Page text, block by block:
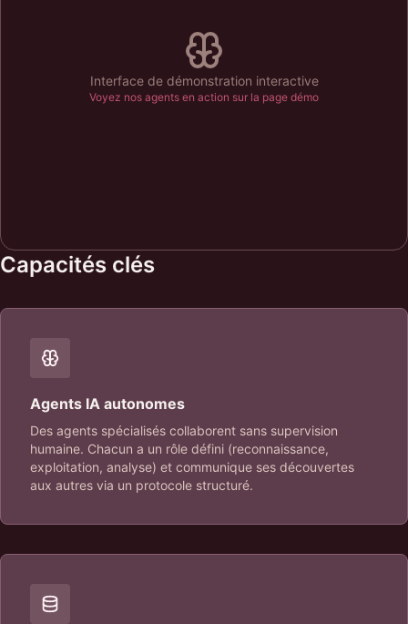
Interface de démonstration interactive
Voyez nos agents en action sur la page démo
Capacités clés
Agents IA autonomes
Des agents spécialisés collaborent sans supervision
humaine. Chacun a un rôle défini (reconnaissance,
exploitation, analyse) et communique ses découvertes
aux autres via un protocole structuré.